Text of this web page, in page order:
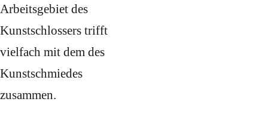
Arbeitsgebiet des
Kunstschlossers trifft
vielfach mit dem des
Kunstschmiedes
zusammen.